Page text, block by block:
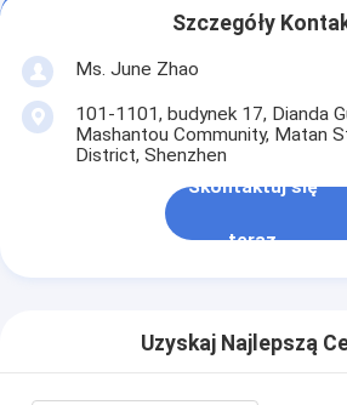
Szczegóły
Ms. June Zhao
101-1101, budynek 17, Dianda
Mashantou Community, Matan
District, Shenzhen
Skontaktuj się
teraz
Uzyskaj Najlepszą